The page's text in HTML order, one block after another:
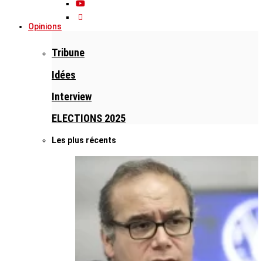
Opinions
Tribune
Idées
Interview
ELECTIONS 2025
Les plus récents